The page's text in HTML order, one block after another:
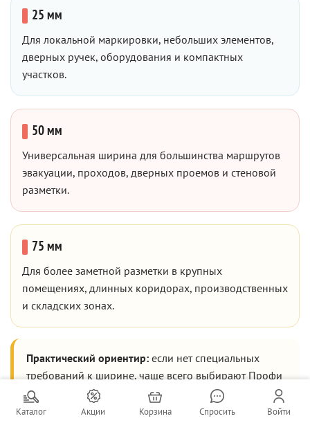
Каталог Акции Корзина Спросить Войти
25 мм
Для локальной маркировки, небольших элементов,
дверных ручек, оборудования и компактных
участков.
50 мм
Универсальная ширина для большинства маршрутов
эвакуации, проходов, дверных проемов и стеновой
разметки.
75 мм
Для более заметной разметки в крупных
помещениях, длинных коридорах, производственных
и складских зонах.
Практический ориентир: если нет специальных
требований к ширине, чаще всего выбирают Профи
200 шириной 50 мм.